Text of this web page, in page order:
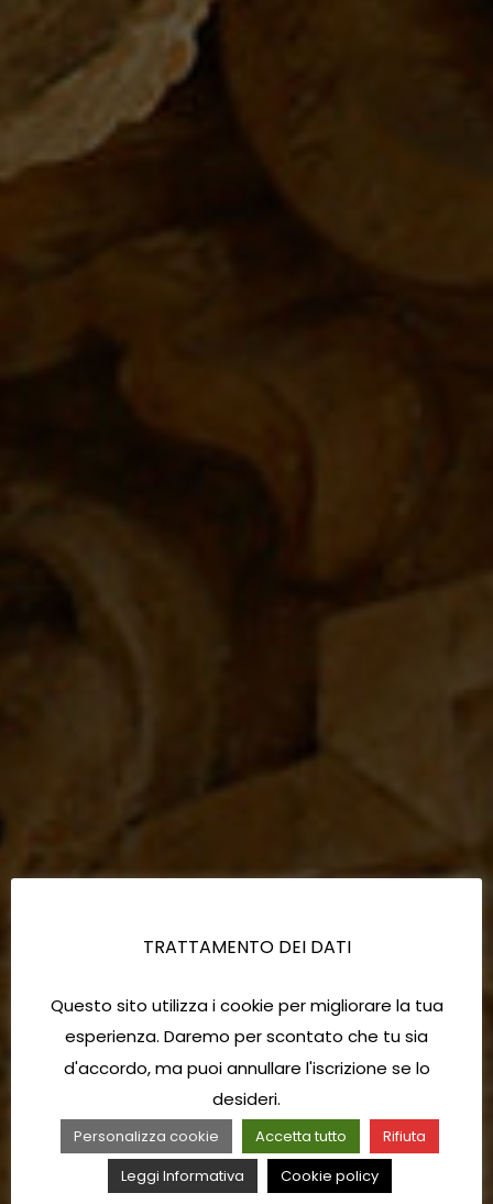
TRATTAMENTO DEI DATI
Questo sito utilizza i cookie per migliorare la tua
esperienza. Daremo per scontato che tu sia
d'accordo, ma puoi annullare l'iscrizione se lo
desideri.
Personalizza cookie Accetta tutto
Rifiuta
Leggi Informativa
Cookie policy